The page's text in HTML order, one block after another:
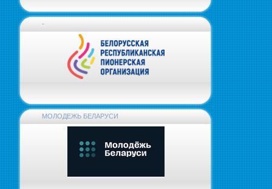
-
МОЛОДЕЖЬ БЕЛАРУСИ